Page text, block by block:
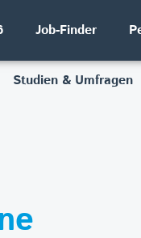
Job-Finder
Studien & Umfragen